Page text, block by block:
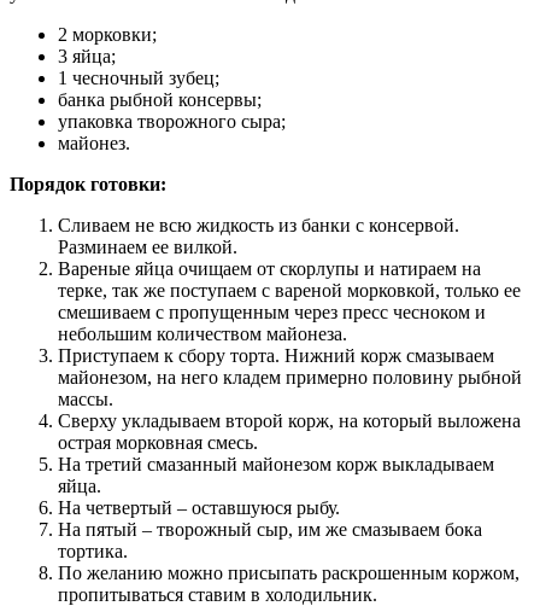
2 морковки;
3 яйца;
1 чесночный зубец;
банка рыбной консервы;
упаковка творожного сыра;
майонез.
Порядок готовки:
Сливаем не всю жидкость из банки с консервой.
Разминаем ее вилкой.
Вареные яйца очищаем от скорлупы и натираем на
терке, так же поступаем с вареной морковкой, только ее
смешиваем с пропущенным через пресс чесноком и
небольшим количеством майонеза.
Приступаем к сбору торта. Нижний корж смазываем
майонезом, на него кладем примерно половину рыбной
массы.
Сверху укладываем второй корж, на который выложена
острая морковная смесь.
На третий смазанный майонезом корж выкладываем
яйца.
На четвертый – оставшуюся рыбу.
На пятый – творожный сыр, им же смазываем бока
тортика.
По желанию можно присыпать раскрошенным коржом,
пропитываться ставим в холодильник.